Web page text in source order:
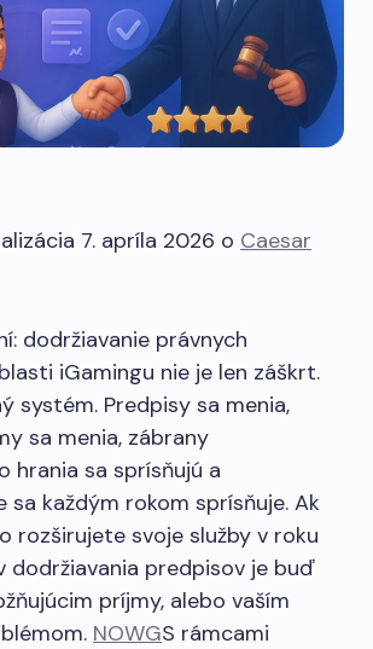
7. apríla 2026 o Caesar
dodržiavanie právnych
iGamingu nie je len záškrt.
systém. Predpisy sa menia,
sa menia, zábrany
hrania sa sprísňujú a
sa každým rokom sprísňuje. Ak
rozširujete svoje služby v roku
dodržiavania predpisov je buď
príjmy, alebo vaším
NOWGS rámcami